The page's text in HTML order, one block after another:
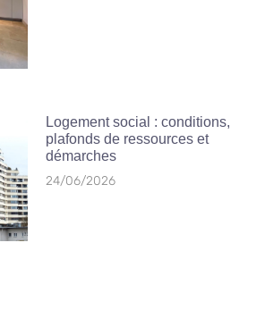
Logement social : conditions,
plafonds de ressources et
démarches
24/06/2026